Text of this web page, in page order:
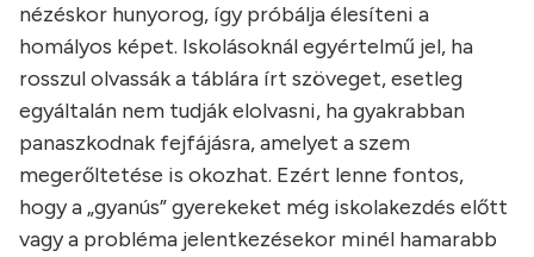
nézéskor hunyorog, így próbálja élesíteni a
homályos képet. Iskolásoknál egyértelmű jel, ha
rosszul olvassák a táblára írt szöveget, esetleg
egyáltalán nem tudják elolvasni, ha gyakrabban
panaszkodnak fejfájásra, amelyet a szem
megerőltetése is okozhat. Ezért lenne fontos,
hogy a „gyanús” gyerekeket még iskolakezdés előtt
vagy a probléma jelentkezésekor minél hamarabb